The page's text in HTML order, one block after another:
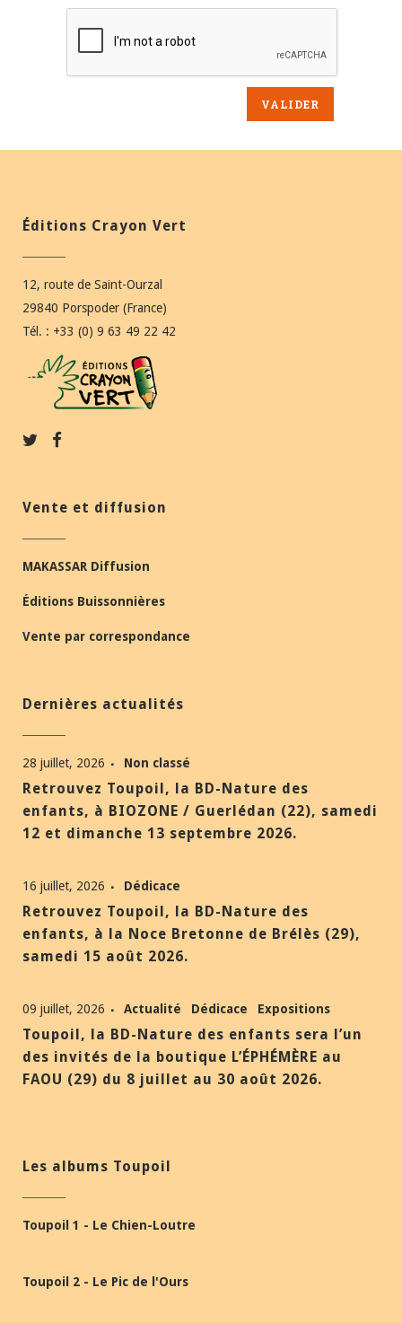
Éditions Crayon Vert
12, route de Saint-Ourzal
29840 Porspoder (France)
Tél. : +33 (0) 9 63 49 22 42
Vente et diffusion
MAKASSAR Diffusion
Éditions Buissonnières
Vente par correspondance
Dernières actualités
28 juillet, 2026 Non classé
Retrouvez Toupoil, la BD-Nature des
enfants, à BIOZONE / Guerlédan (22), samedi
12 et dimanche 13 septembre 2026.
16 juillet, 2026 Dédicace
Retrouvez Toupoil, la BD-Nature des
enfants, à la Noce Bretonne de Brélès (29),
samedi 15 août 2026.
09 juillet, 2026 Actualité Dédicace Expositions
Toupoil, la BD-Nature des enfants sera l’un
des invités de la boutique L’ÉPHÉMÈRE au
FAOU (29) du 8 juillet au 30 août 2026.
Les albums Toupoil
Toupoil 1 - Le Chien-Loutre
Toupoil 2 - Le Pic de l'Ours